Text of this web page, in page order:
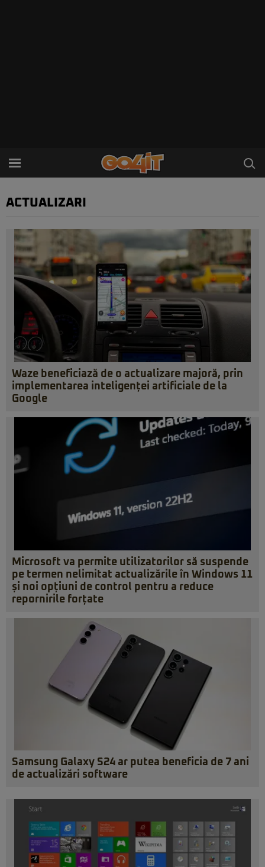
ACTUALIZARI
Waze beneficiază de o actualizare majoră, prin
implementarea inteligenței artificiale de la
Google
Microsoft va permite utilizatorilor să suspende
pe termen nelimitat actualizările în Windows 11
și noi opțiuni de control pentru a reduce
repornirile forțate
Samsung Galaxy S24 ar putea beneficia de 7 ani
de actualizări software